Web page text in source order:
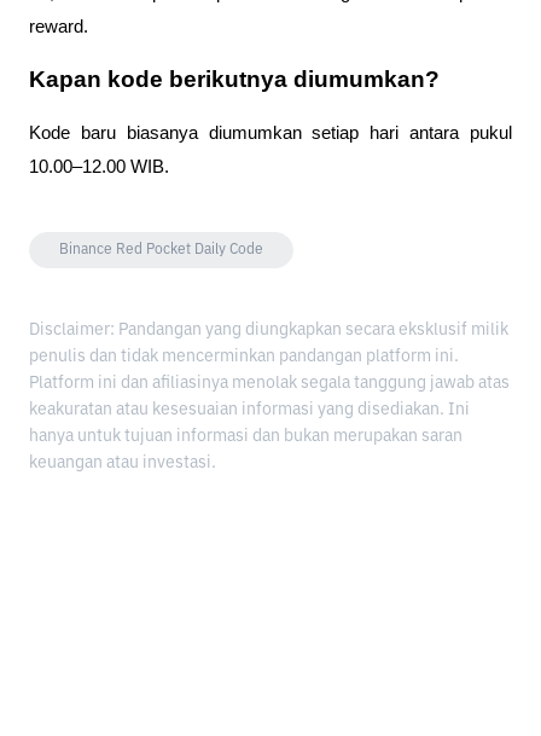
reward.
Kapan kode berikutnya diumumkan?
Kode baru biasanya diumumkan setiap hari antara pukul
10.00–12.00 WIB.
Binance Red Pocket Daily Code
Disclaimer: Pandangan yang diungkapkan secara eksklusif milik
penulis dan tidak mencerminkan pandangan platform ini.
Platform ini dan afiliasinya menolak segala tanggung jawab atas
keakuratan atau kesesuaian informasi yang disediakan. Ini
hanya untuk tujuan informasi dan bukan merupakan saran
keuangan atau investasi.